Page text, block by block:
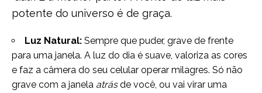
potente do universo é de graça.
Luz Natural: Sempre que puder, grave de frente
para uma janela. A luz do dia é suave, valoriza as cores
e faz a câmera do seu celular operar milagres. Só não
grave com a janela atrásde você, ou vai virar uma